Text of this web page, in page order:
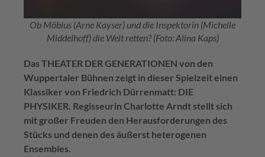
Ob Möbius (Arne Kayser) und die Inspektorin (Michelle
Middelhoff) die Welt retten? (Foto: Alina Kaps)
Das THEATER DER GENERATIONEN von den
Wuppertaler Bühnen zeigt in dieser Spielzeit einen
Klassiker von Friedrich Dürrenmatt: DIE
PHYSIKER. Regisseurin Charlotte Arndt stellt sich
mit großer Freuden den Herausforderungen des
Stücks und denen des äußerst heterogenen
Ensembles.